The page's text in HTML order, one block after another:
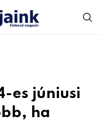
es júniusi
ha